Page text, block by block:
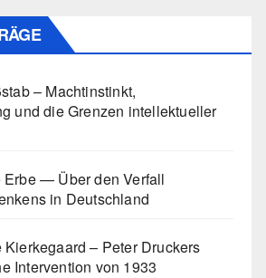
– Machtinstinkt,
und die Grenzen intellektueller
Erbe — Über den Verfall
in Deutschland
– Peter Druckers
Intervention von 1933